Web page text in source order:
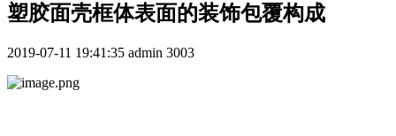
塑胶面壳框体表面的装饰包覆构成
2019-07-11 19:41:35 admin 3003